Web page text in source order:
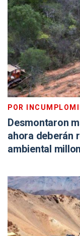
POR
Desmontaron
ahora deberán
ambiental